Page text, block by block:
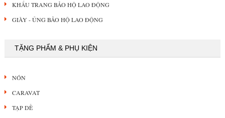
KHẨU TRANG BẢO HỘ LAO ĐỘNG
GIÀY - ỦNG BẢO HỘ LAO ĐỘNG
TẶNG PHẨM & PHỤ KIỆN
NÓN
CARAVAT
TẠP DỀ